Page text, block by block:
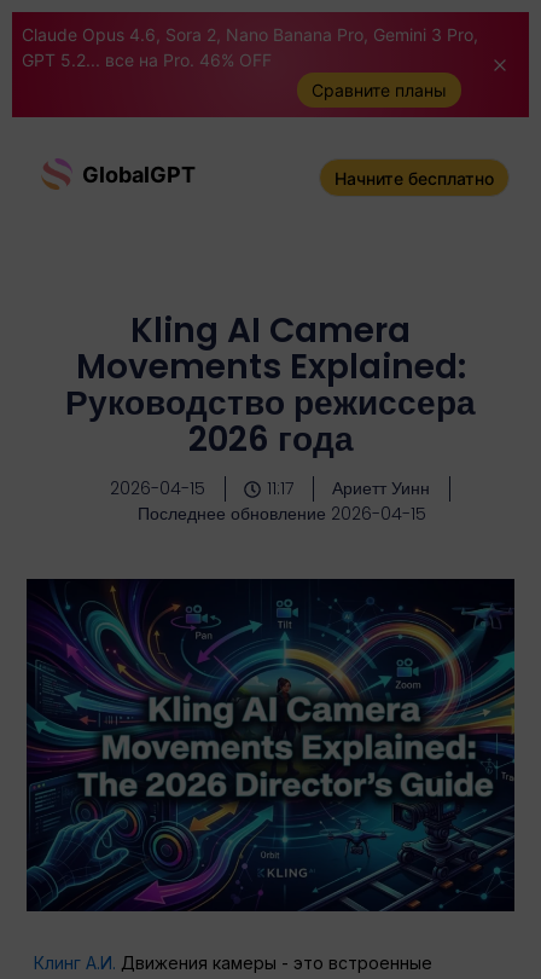
Claude Opus 4.6, Sora 2, Nano Banana Pro, Gemini 3 Pro,
GPT 5.2... все на Pro. 46% OFF
Сравните планы
GlobalGPT Начните бесплатно
Kling AI Camera
Movements Explained:
Руководство режиссера
2026 года
2026-04-15 11:17
Ариетт Уинн
Последнее обновление 2026-04-15
Клинг А.И. Движения камеры - это встроенные